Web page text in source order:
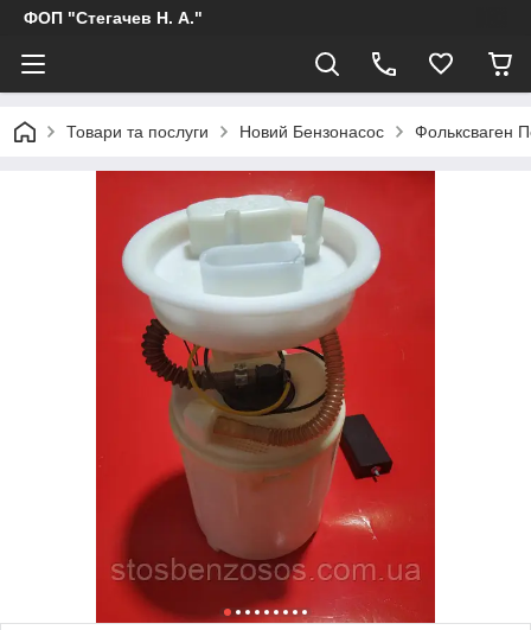
ФОП "Стегачев Н. А."
Товари та послуги Новий Бензонасос Фольксваген